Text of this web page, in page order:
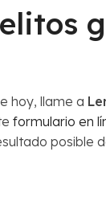
hoy, llame a
formulario en
posible